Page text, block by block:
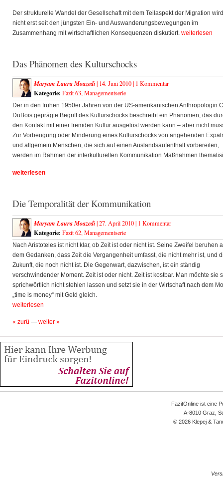
Der strukturelle Wandel der Gesellschaft mit dem Teilaspekt der Migration wird
nicht erst seit den jüngsten Ein- und Auswanderungsbewegungen im
Zusammenhang mit wirtschaftlichen Konsequenzen diskutiert. weiterlesen
Das Phänomen des Kulturschocks
Maryam Laura Moazedi| 14. Juni 2010 | 1 Kommentar
Kategorie: Fazit 63, Managementserie
Der in den frühen 1950er Jahren von der US-amerikanischen Anthropologin
DuBois geprägte Begriff des Kulturschocks beschreibt ein Phänomen, das
den Kontakt mit einer fremden Kultur ausgelöst werden kann – aber nicht
Zur Vorbeugung oder Minderung eines Kulturschocks von angehenden
und allgemein Menschen, die sich auf einen Auslandsaufenthalt vorbereiten,
werden im Rahmen der interkulturellen Kommunikation Maßnahmen
weiterlesen
Die Temporalität der Kommunikation
Maryam Laura Moazedi| 27. April 2010 | 1 Kommentar
Kategorie: Fazit 62, Managementserie
Nach Aristoteles ist nicht klar, ob Zeit ist oder nicht ist. Seine Zweifel beruhen
dem Gedanken, dass Zeit die Vergangenheit umfasst, die nicht mehr ist, und
Zukunft, die noch nicht ist. Die Gegenwart, dazwischen, ist ein ständig
verschwindender Moment. Zeit ist oder nicht. Zeit ist kostbar. Man möchte sie
sprichwörtlich nicht stehlen lassen und setzt sie in der Wirtschaft nach dem
„time is money“ mit Geld gleich.
weiterlesen
« zurü — weiter »
FazitOnline ist eine
A-8010 Graz,
© 2026 Klepej &